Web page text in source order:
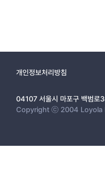
개인정보처리방침
04107 서울시 마포구 백범로
Copyright ⓒ 2004 Loyola